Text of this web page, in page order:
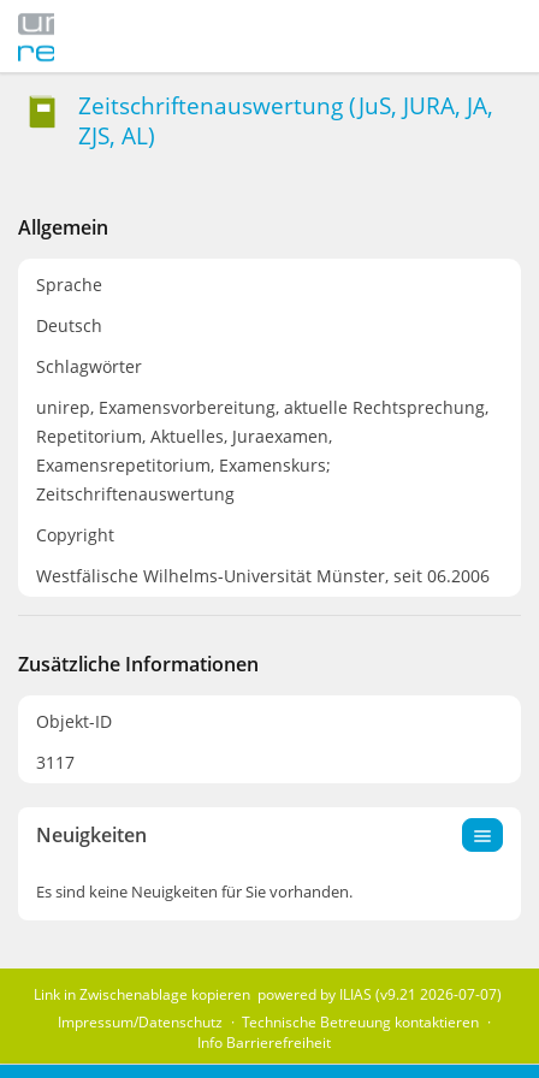
Zeitschriftenauswertung (JuS, JURA, JA,
ZJS, AL)
Allgemein
Sprache
Deutsch
Schlagwörter
unirep, Examensvorbereitung, aktuelle Rechtsprechung,
Repetitorium, Aktuelles, Juraexamen,
Examensrepetitorium, Examenskurs;
Zeitschriftenauswertung
Copyright
Westfälische Wilhelms-Universität Münster, seit 06.2006
Zusätzliche Informationen
Objekt-ID
3117
Neuigkeiten
Es sind keine Neuigkeiten für Sie vorhanden.
Link in Zwischenablage kopieren powered by ILIAS (v9.21 2026-07-07)
Impressum/Datenschutz
Technische Betreuung kontaktieren
Info Barrierefreiheit